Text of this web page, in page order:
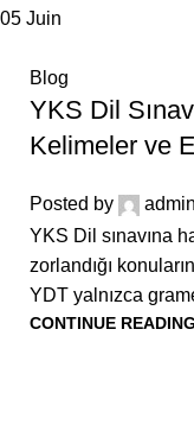
05 Juin
Blog
YKS Dil
Kelimeler ve
Posted by admin
YKS Dil sınavına
zorlandığı
YDT yalnızca
CONTINUE READING